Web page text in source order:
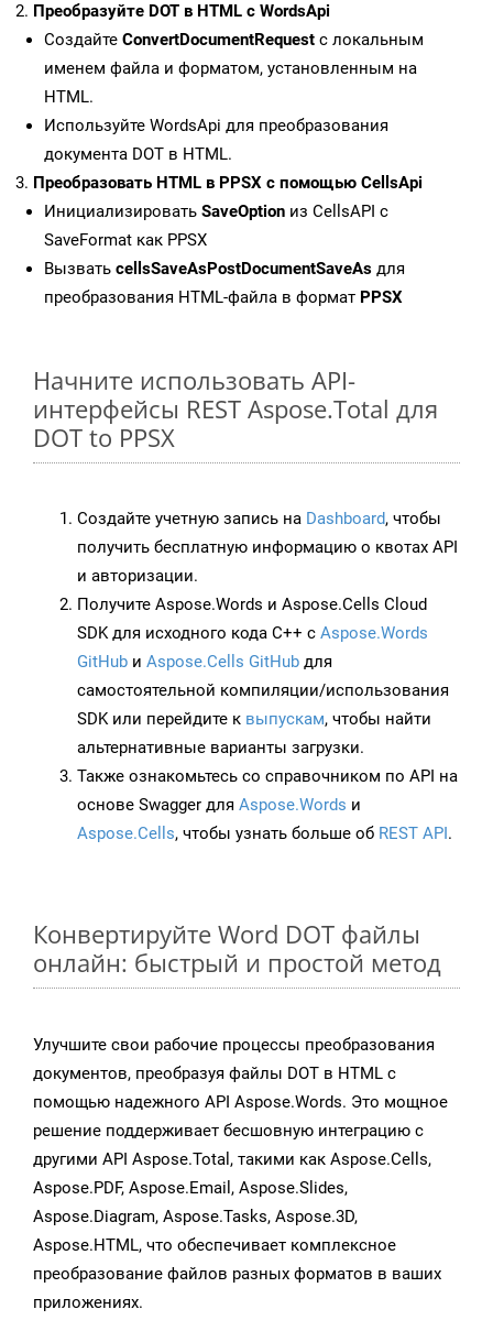
Преобразуйте DOT в HTML с WordsApi
Создайте ConvertDocumentRequest с локальным
именем файла и форматом, установленным на
HTML.
Используйте WordsApi для преобразования
документа DOT в HTML.
Преобразовать HTML в PPSX с помощью CellsApi
Инициализировать SaveOption из CellsAPI с
SaveFormat как PPSX
Вызвать cellsSaveAsPostDocumentSaveAs для
преобразования HTML-файла в формат PPSX
Начните использовать API-
интерфейсы REST Aspose.Total для
DOT to PPSX
Создайте учетную запись на Dashboard, чтобы
получить бесплатную информацию о квотах API
и авторизации.
Получите Aspose.Words и Aspose.Cells Cloud
SDK для исходного кода C++ с Aspose.Words
GitHub и Aspose.Cells GitHub для
самостоятельной компиляции/использования
SDK или перейдите к выпускам, чтобы найти
альтернативные варианты загрузки.
Также ознакомьтесь со справочником по API на
основе Swagger для Aspose.Words и
Aspose.Cells, чтобы узнать больше об REST API.
Конвертируйте Word DOT файлы
онлайн: быстрый и простой метод
Улучшите свои рабочие процессы преобразования
документов, преобразуя файлы DOT в HTML с
помощью надежного API Aspose.Words. Это мощное
решение поддерживает бесшовную интеграцию с
другими API Aspose.Total, такими как Aspose.Cells,
Aspose.PDF, Aspose.Email, Aspose.Slides,
Aspose.Diagram, Aspose.Tasks, Aspose.3D,
Aspose.HTML, что обеспечивает комплексное
преобразование файлов разных форматов в ваших
приложениях.